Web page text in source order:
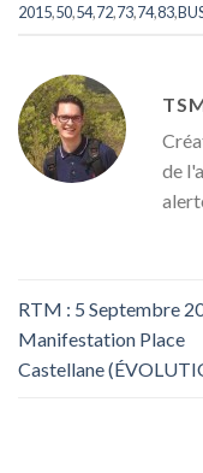
2015,50,54,72,73,74,83,
de
RTM : 5 Septembre
Manifestation Place
Castellane